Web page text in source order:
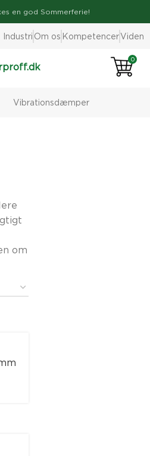
en god Sommerferie!
Industri Om os KompetencerViden
0
Vibrationsdæmper
om